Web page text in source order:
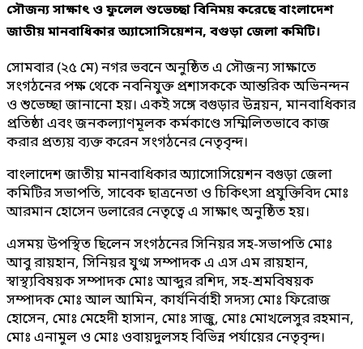
সৌজন্য সাক্ষাৎ ও ফুলেল শুভেচ্ছা বিনিময় করেছে বাংলাদেশ
জাতীয় মানবাধিকার অ্যাসোসিয়েশন, বগুড়া জেলা কমিটি।
সোমবার (২৫ মে) নগর ভবনে অনুষ্ঠিত এ সৌজন্য সাক্ষাতে
সংগঠনের পক্ষ থেকে নবনিযুক্ত প্রশাসককে আন্তরিক অভিনন্দন
ও শুভেচ্ছা জানানো হয়। একই সঙ্গে বগুড়ার উন্নয়ন, মানবাধিকার
প্রতিষ্ঠা এবং জনকল্যাণমূলক কর্মকাণ্ডে সম্মিলিতভাবে কাজ
করার প্রত্যয় ব্যক্ত করেন সংগঠনের নেতৃবৃন্দ।
বাংলাদেশ জাতীয় মানবাধিকার অ্যাসোসিয়েশন বগুড়া জেলা
কমিটির সভাপতি, সাবেক ছাত্রনেতা ও চিকিৎসা প্রযুক্তিবিদ মোঃ
আরমান হোসেন ডলারের নেতৃত্বে এ সাক্ষাৎ অনুষ্ঠিত হয়।
এসময় উপস্থিত ছিলেন সংগঠনের সিনিয়র সহ-সভাপতি মোঃ
আবু রায়হান, সিনিয়র যুগ্ম সম্পাদক এ এস এম রায়হান,
স্বাস্থ্যবিষয়ক সম্পাদক মোঃ আব্দুর রশিদ, সহ-শ্রমবিষয়ক
সম্পাদক মোঃ আল আমিন, কার্যনির্বাহী সদস্য মোঃ ফিরোজ
হোসেন, মোঃ মেহেদী হাসান, মোঃ সাজু, মোঃ মোখলেসুর রহমান,
মোঃ এনামুল ও মোঃ ওবায়দুলসহ বিভিন্ন পর্যায়ের নেতৃবৃন্দ।